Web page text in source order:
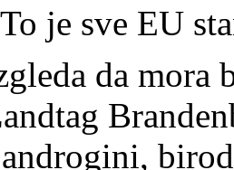
je sve EU
da mora